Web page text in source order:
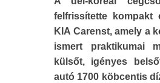
felfrissítette kompakt
KIA Carenst, amely a
ismert praktikumai
külsőt, igényes
autó 1700 köbcentis